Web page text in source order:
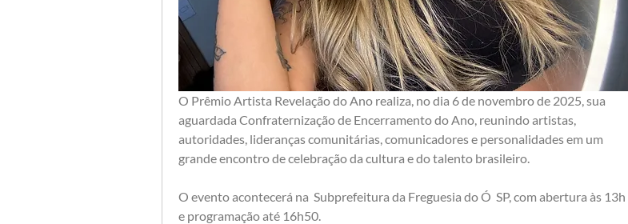
O Prêmio Artista Revelação do Ano realiza, no dia 6 de novembro de 2025, sua
aguardada Confraternização de Encerramento do Ano, reunindo artistas,
autoridades, lideranças comunitárias, comunicadores e personalidades em um
grande encontro de celebração da cultura e do talento brasileiro.
O evento acontecerá na  Subprefeitura da Freguesia do Ó  SP, com abertura às 13h
e programação até 16h50.